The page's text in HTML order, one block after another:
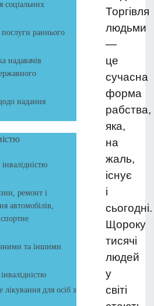
соціальних
раннього
надавачів
надання
ремонт і
автомобілів,
та іншими
для осіб з
Торгівля
людьми
—
це
сучасна
форма
рабства,
яка,
на
жаль,
існує
і
сьогодні.
Щороку
тисячі
людей
у
світі